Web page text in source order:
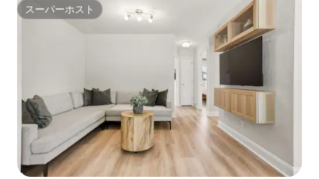
スーパーホスト
スーパーホスト